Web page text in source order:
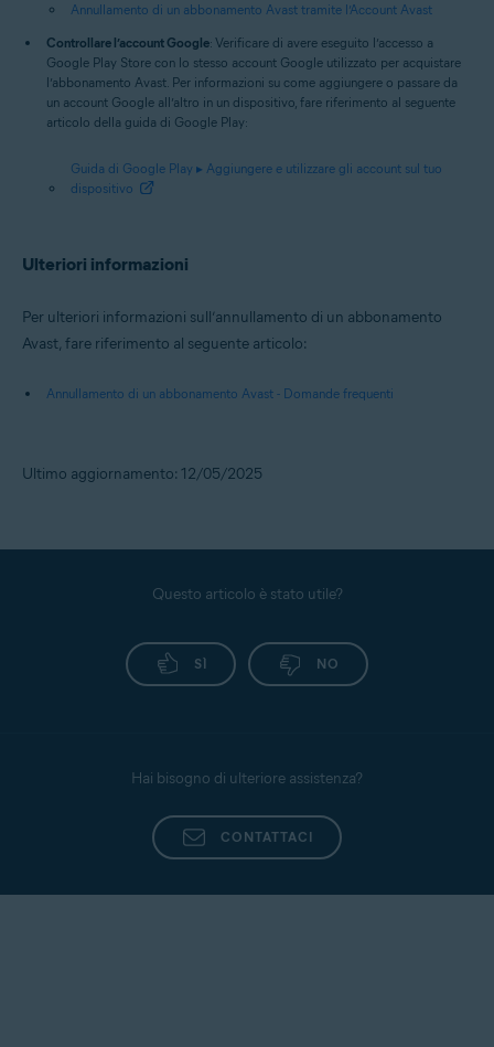
Annullamento di un abbonamento Avast tramite l’Account Avast
Controllare l’account Google: Verificare di avere eseguito l’accesso a
Google Play Store con lo stesso account Google utilizzato per acquistare
l’abbonamento Avast. Per informazioni su come aggiungere o passare da
un account Google all’altro in un dispositivo, fare riferimento al seguente
articolo della guida di Google Play:
Guida di Google Play ▸ Aggiungere e utilizzare gli account sul tuo
dispositivo
Ulteriori informazioni
Per ulteriori informazioni sull’annullamento di un abbonamento
Avast, fare riferimento al seguente articolo:
Annullamento di un abbonamento Avast - Domande frequenti
Ultimo aggiornamento: 12/05/2025
Questo articolo è stato utile?
SÌ NO
Hai bisogno di ulteriore assistenza?
CONTATTACI